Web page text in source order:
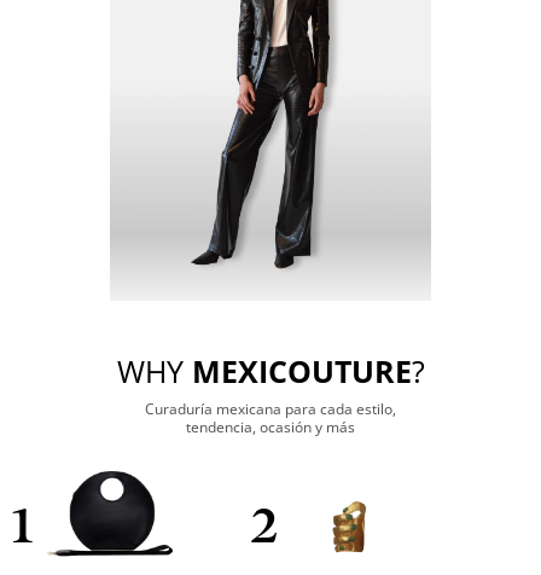
WHY MEXICOUTURE?
Curaduría mexicana para cada estilo,
tendencia, ocasión y más
1 2